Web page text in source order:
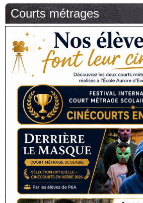
Courts métrages